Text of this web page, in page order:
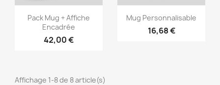
Aperçu rapide
Pack Mug + Affiche
Encadrée
42,00 €
Aperçu rapide
Mug Personnalisable
16,68 €
Affichage 1-8 de 8 article(s)